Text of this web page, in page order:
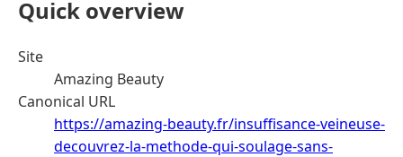
Quick overview
Site
Amazing Beauty
Canonical URL
https://amazing-beauty.fr/insuffisance-veineuse-
decouvrez-la-methode-qui-soulage-sans-